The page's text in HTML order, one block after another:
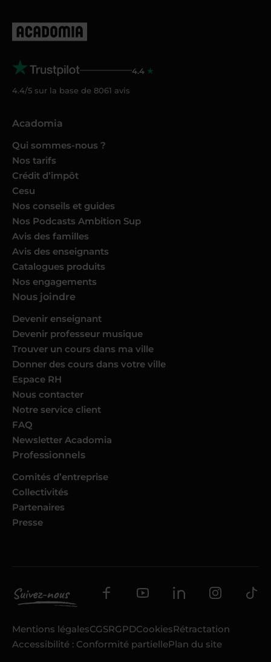
4.4
4.4/5 sur la base de 8061 avis
Acadomia
Qui sommes-nous ?
Nos tarifs
Crédit d’impôt
Cesu
Nos conseils et guides
Nos Podcasts Ambition Sup
Avis des familles
Avis des enseignants
Catalogues produits
Nos engagements
Nous joindre
Devenir enseignant
Devenir professeur musique
Trouver un cours dans ma ville
Donner des cours dans votre ville
Espace RH
Nous contacter
Notre service client
FAQ
Newsletter Acadomia
Professionnels
Comités d’entreprise
Collectivités
Partenaires
Presse
Mentions légalesCGSRGPDCookiesRétractation
Accessibilité : Conformité partiellePlan du site